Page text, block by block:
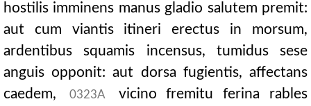
hostilis imminens manus gladio salutem premit:
aut cum viantis itineri erectus in morsum,
ardentibus squamis incensus, tumidus sese
anguis opponit: aut dorsa fugientis, affectans
caedem,
0323A
vicino fremitu ferina rables